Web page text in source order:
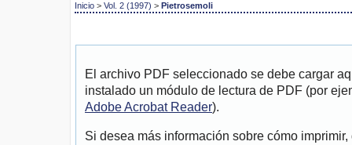
Inicio > Vol. 2 (1997) > Pietrosemoli
El archivo PDF seleccionado se debe cargar
instalado un módulo de lectura de PDF (por
Adobe Acrobat Reader).
Si desea más información sobre cómo